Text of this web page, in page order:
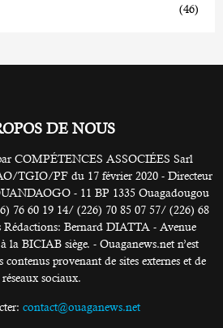
(46)
DE NOUS
COMPÉTENCES ASSOCIÉES Sarl
TGIO/PF du 17 février 2020 - Directeur
- 11 BP 1335 Ouagadougou
76 60 19 14/ (226) 70 85 07 57/ (226) 68
Rédactions: Bernard DIATTA - Avenue
la BICIAB siège. - Ouaganews.net n’est
contenus provenant de sites externes et de
réseaux sociaux.
contact@ouaganews.net